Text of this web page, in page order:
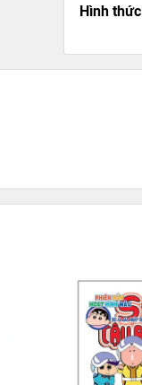
Hình thức